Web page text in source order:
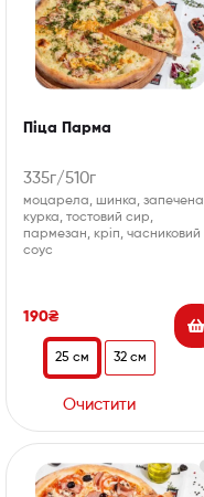
Піца Парма
335г/510г
моцарела, шинка, запечена
курка, тостовий сир,
пармезан, кріп, часниковий
соус
190₴
25 см 32 см
Очистити